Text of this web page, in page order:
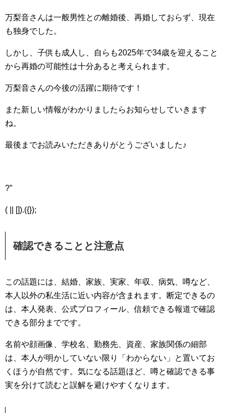
万梨音さんは一般男性との離婚後、再婚しておらず、現在
も独身でした。
しかし、子供も成人し、自らも2025年で34歳を迎えること
から再婚の可能性は十分あると考えられます。
万梨音さんの今後の活躍に期待です！
また新しい情報がわかりましたらお知らせしていきます
ね。
最後までお読みいただきありがとうございました♪
?”
( || []).({});
確認できることと注意点
この話題には、結婚、家族、実家、年収、病気、噂など、
本人以外の私生活に近い内容が含まれます。断定できるの
は、本人発表、公式プロフィール、信頼できる報道で確認
できる部分までです。
名前や顔画像、学校名、勤務先、資産、家族関係の細部
は、本人が明かしていない限り「わからない」と置いてお
くほうが自然です。気になる話題ほど、噂と確認できる事
実を分けて読むと誤解を避けやすくなります。